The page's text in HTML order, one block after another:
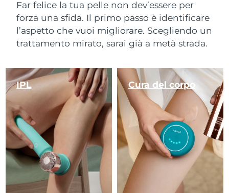
Far felice la tua pelle non dev’essere per
forza una sfida. Il primo passo è identificare
l’aspetto che vuoi migliorare. Scegliendo un
trattamento mirato, sarai già a metà strada.
IPL Cura del corpo